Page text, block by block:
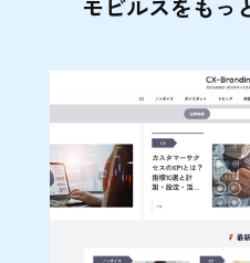
モビルスをもっ